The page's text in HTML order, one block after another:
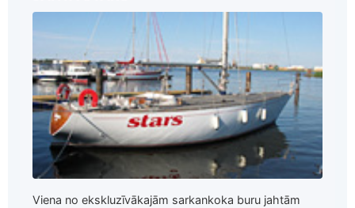
Viena no ekskluzīvākajām sarkankoka buru jahtām